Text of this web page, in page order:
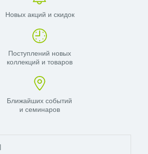
Новых акций и скидок
Поступлений новых
коллекций и товаров
Ближайших событий
и семинаров